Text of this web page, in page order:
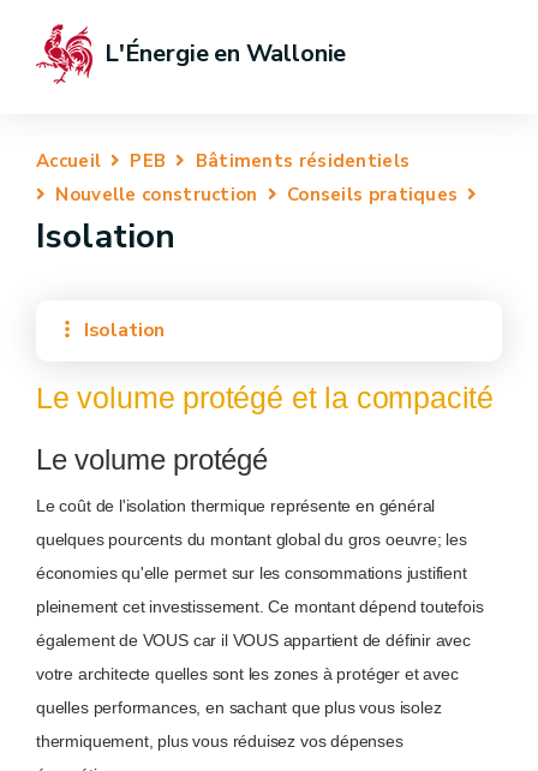
L'Énergie en Wallonie
Accueil PEB
Bâtiments résidentiels
Nouvelle construction
Conseils pratiques
Isolation
Isolation
Le volume protégé et la compacité
Le volume protégé
Le coût de l'isolation thermique représente en général
quelques pourcents du montant global du gros oeuvre; les
économies qu'elle permet sur les consommations justifient
pleinement cet investissement. Ce montant dépend toutefois
également de VOUS car il VOUS appartient de définir avec
votre architecte quelles sont les zones à protéger et avec
quelles performances, en sachant que plus vous isolez
thermiquement, plus vous réduisez vos dépenses